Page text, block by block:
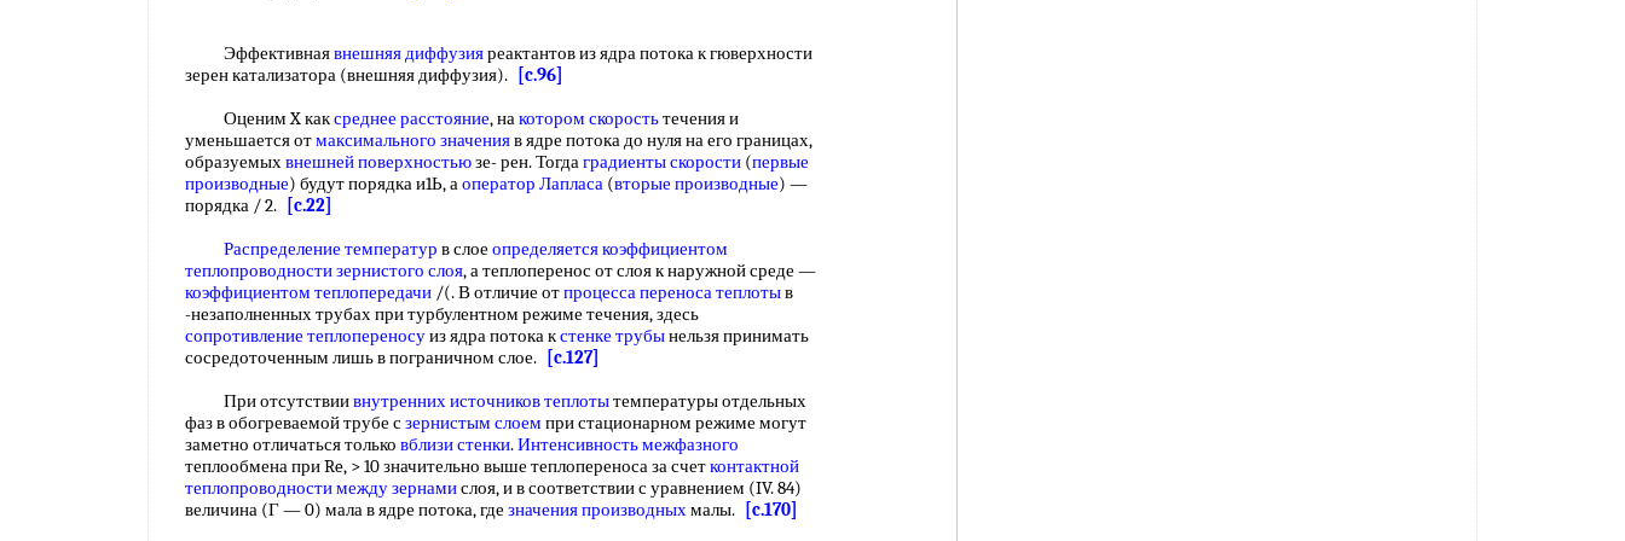
Эффективнаявнешняя диффузияреактантов из ядра потока к гюверхности
зерен катализатора (внешняя диффузия).
[c.96]
Оценим X каксреднее расстояние, накотором скоростьтечения и
уменьшается отмаксимального значенияв ядре потока до нуля на его границах,
образуемыхвнешней поверхностьюзе- рен. Тогдаградиенты скорости (первые
производные) будут порядка и1Ь, аоператор Лапласа (вторые производные) —
порядка / 2.
[c.22]
Распределение температур в слое определяется коэффициентом
теплопроводности зернистого слоя, а теплоперенос от слоя к наружной среде —
коэффициентом теплопередачи /(. В отличие отпроцесса переноса теплотыв
-незаполненных трубах при турбулентном режиме течения, здесь
сопротивление теплопереносуиз ядра потока кстенке трубынельзя принимать
сосредоточенным лишь в пограничном слое.
[c.127]
При отсутствиивнутренних источников теплотытемпературы отдельных
фаз в обогреваемой трубе сзернистым слоем при стационарном режиме могут
заметно отличаться только вблизи стенки.Интенсивность межфазного
теплообмена при Re, > 10 значительно выше теплопереноса за счетконтактной
теплопроводностимежду зернамислоя, и в соответствии с уравнением (IV. 84)
величина (Г — 0) мала в ядре потока, где значения производныхмалы.
[c.170]